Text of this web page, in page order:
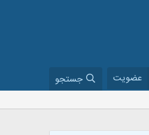
عضویت جستجو